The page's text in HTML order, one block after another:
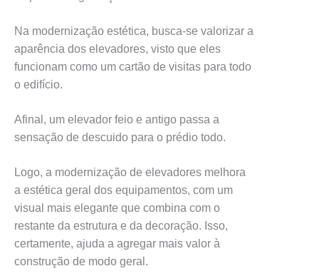
Na modernização estética, busca-se valorizar a
aparência dos elevadores, visto que eles
funcionam como um cartão de visitas para todo
o edifício.
Afinal, um elevador feio e antigo passa a
sensação de descuido para o prédio todo.
Logo, a modernização de elevadores melhora
a estética geral dos equipamentos, com um
visual mais elegante que combina com o
restante da estrutura e da decoração. Isso,
certamente, ajuda a agregar mais valor à
construção de modo geral.